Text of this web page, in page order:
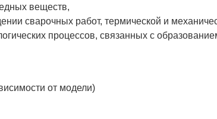
веществ,
сварочных работ, термической и
процессов, связанных с
от модели)